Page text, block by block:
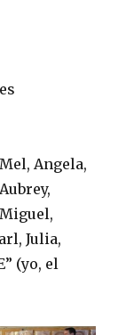
Angela,
Julia,
(yo, el